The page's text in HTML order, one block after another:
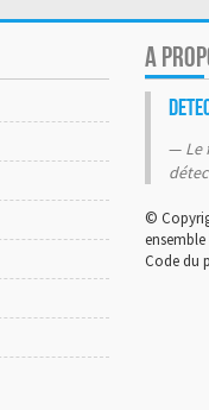
A
Le
©
ensemble
Code du